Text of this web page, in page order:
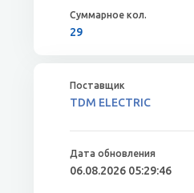
29
TDM ELECTRIC
06.08.2026 05:29:46